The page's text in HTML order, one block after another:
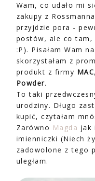
Wam, co udało mi
zakupy z
przyjdzie pora -
postów, ale co tam,
:P). Pisałam Wam
skorzystałam z
produkt z firmy MAC
Powder.
To taki
urodziny. Długo
kupić, czytałam
Zarówno Magda jak i
imienniczki (Niech
zadowolone z tego
uległam.